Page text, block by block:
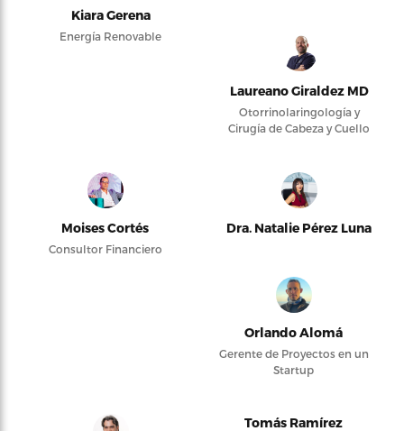
Kiara Gerena
Energía Renovable
Laureano Giraldez MD
Otorrinolaringología y
Cirugía de Cabeza y Cuello
Moises Cortés
Consultor Financiero
Dra. Natalie Pérez Luna
Orlando Alomá
Gerente de Proyectos en un
Startup
Tomás Ramírez